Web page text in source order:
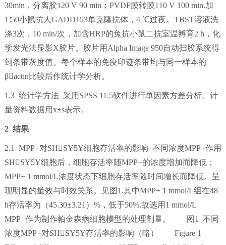
30min，分离胶120 V 90 min；PVDF膜转膜110 V 100 min.加
1∶50小鼠抗人GADD153单克隆抗体，4 ℃过夜。TBST溶液洗
涤3次，10 min/次，加含HRP的兔抗小鼠二抗室温孵育2 h，化
学发光法显影X胶片。胶片用Alpha Image 950自动扫胶系统得
到条带灰度值。每个样本的免疫印迹条带均与同一样本的
βactin比较后作统计学分析。
1.3 统计学方法 采用SPSS 11.5软件进行单因素方差分析。计
量资料数据用x±s表示。
2 结果
2.1 MPP+对SHSY5Y细胞存活率的影响 不同浓度MPP+作用
SHSY5Y细胞后，细胞存活率随MPP+的浓度增加而降低；
MPP+ 1 mmol/L浓度状态下细胞存活率随时间增长而降低。呈
现明显的量效与时效关系。见图1.其中MPP+ 1 mmol/L组在48
h存活率为（45.30±3.21）%，低于50%.故选用1 mmol/L
MPP+作为制作帕金森病细胞模型的处理剂量。 图1 不同
浓度MPP+对SHSY5Y存活率的影响（略） Figure 1